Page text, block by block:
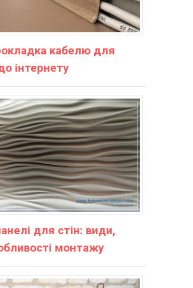
кабелю для
інтернету
для стін: види,
монтажу